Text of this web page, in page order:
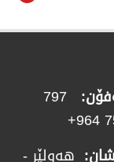
797
هەولێر -